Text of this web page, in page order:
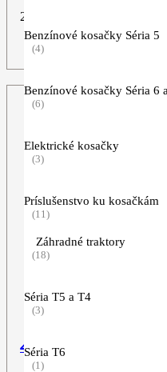
29,90
ZOBRAZIŤ VIAC
4-zub, 230 mm
Benzínové kosačky Séria 5
(4)
Benzínové kosačky Séria 6
(6)
Elektrické kosačky
(3)
Príslušenstvo ku kosačkám
(11)
Záhradné traktory
(18)
Séria T5 a T4
(3)
Séria T6
(1)